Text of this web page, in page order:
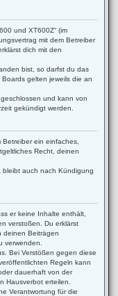
und XT600Z“ (im
mit dem Betreiber
dich mit den
bist, so darfst du das
gelten jeweils die an
und kann von
gekündigt werden.
ein einfaches,
Recht, deinen
auch nach Kündigung
er keine Inhalte enthält,
verstoßen. Du erklärst
deinen Beiträgen
verwenden.
Bei Verstößen gegen diese
Regeln kann
dauerhaft von der
Hausverbot erteilen.
Verantwortung für die